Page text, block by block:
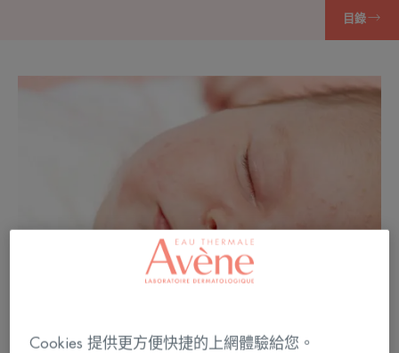
目錄
Cookies 提供更方便快捷的上網體驗給您。